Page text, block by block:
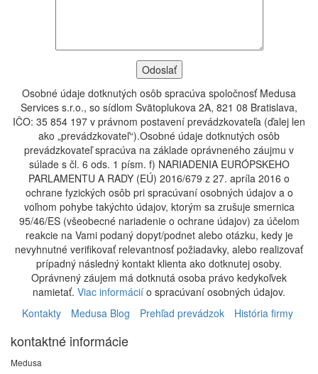
Osobné údaje dotknutých osôb spracúva spoločnosť Medusa
Services s.r.o., so sídlom Svätoplukova 2A, 821 08 Bratislava,
IČO: 35 854 197 v právnom postavení prevádzkovateľa (ďalej len
ako „prevádzkovateľ“).Osobné údaje dotknutých osôb
prevádzkovateľ spracúva na základe oprávneného záujmu v
súlade s čl. 6 ods. 1 písm. f) NARIADENIA EURÓPSKEHO
PARLAMENTU A RADY (EÚ) 2016/679 z 27. apríla 2016 o
ochrane fyzických osôb pri spracúvaní osobných údajov a o
voľnom pohybe takýchto údajov, ktorým sa zrušuje smernica
95/46/ES (všeobecné nariadenie o ochrane údajov) za účelom
reakcie na Vami podaný dopyt/podnet alebo otázku, kedy je
nevyhnutné verifikovať relevantnosť požiadavky, alebo realizovať
prípadný následný kontakt klienta ako dotknutej osoby.
Oprávnený záujem má dotknutá osoba právo kedykoľvek
namietať. Viac informácií o spracúvaní osobných údajov.
Kontakty
Medusa Blog Prehľad prevádzok História firmy
kontaktné informácie
Medusa